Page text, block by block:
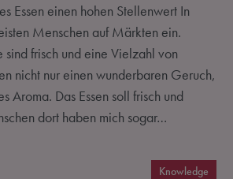
Essen einen hohen Stellenwert In
Menschen auf Märkten ein.
sind frisch und eine Vielzahl von
nicht nur einen wunderbaren Geruch,
Aroma. Das Essen soll frisch und
dort haben mich sogar…
Knowledge